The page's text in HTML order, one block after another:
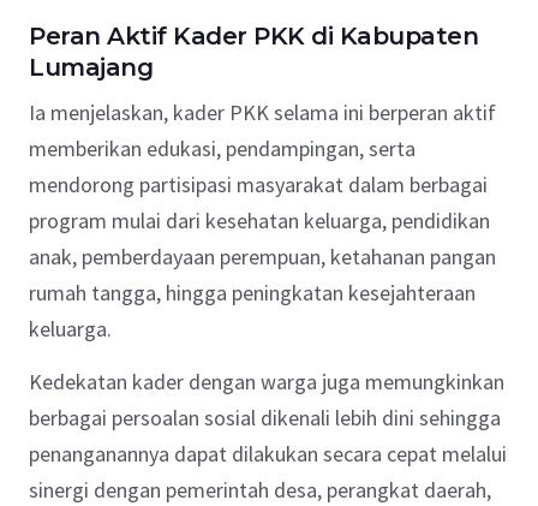
Peran Aktif Kader PKK di Kabupaten
Lumajang
Ia menjelaskan, kader PKK selama ini berperan aktif
memberikan edukasi, pendampingan, serta
mendorong partisipasi masyarakat dalam berbagai
program mulai dari kesehatan keluarga, pendidikan
anak, pemberdayaan perempuan, ketahanan pangan
rumah tangga, hingga peningkatan kesejahteraan
keluarga.
Kedekatan kader dengan warga juga memungkinkan
berbagai persoalan sosial dikenali lebih dini sehingga
penanganannya dapat dilakukan secara cepat melalui
sinergi dengan pemerintah desa, perangkat daerah,